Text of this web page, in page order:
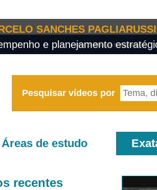
SANCHES PAGLIARUSSI
e planejamento
Pesquisar vídeos por
Áreas de estudo
recentes